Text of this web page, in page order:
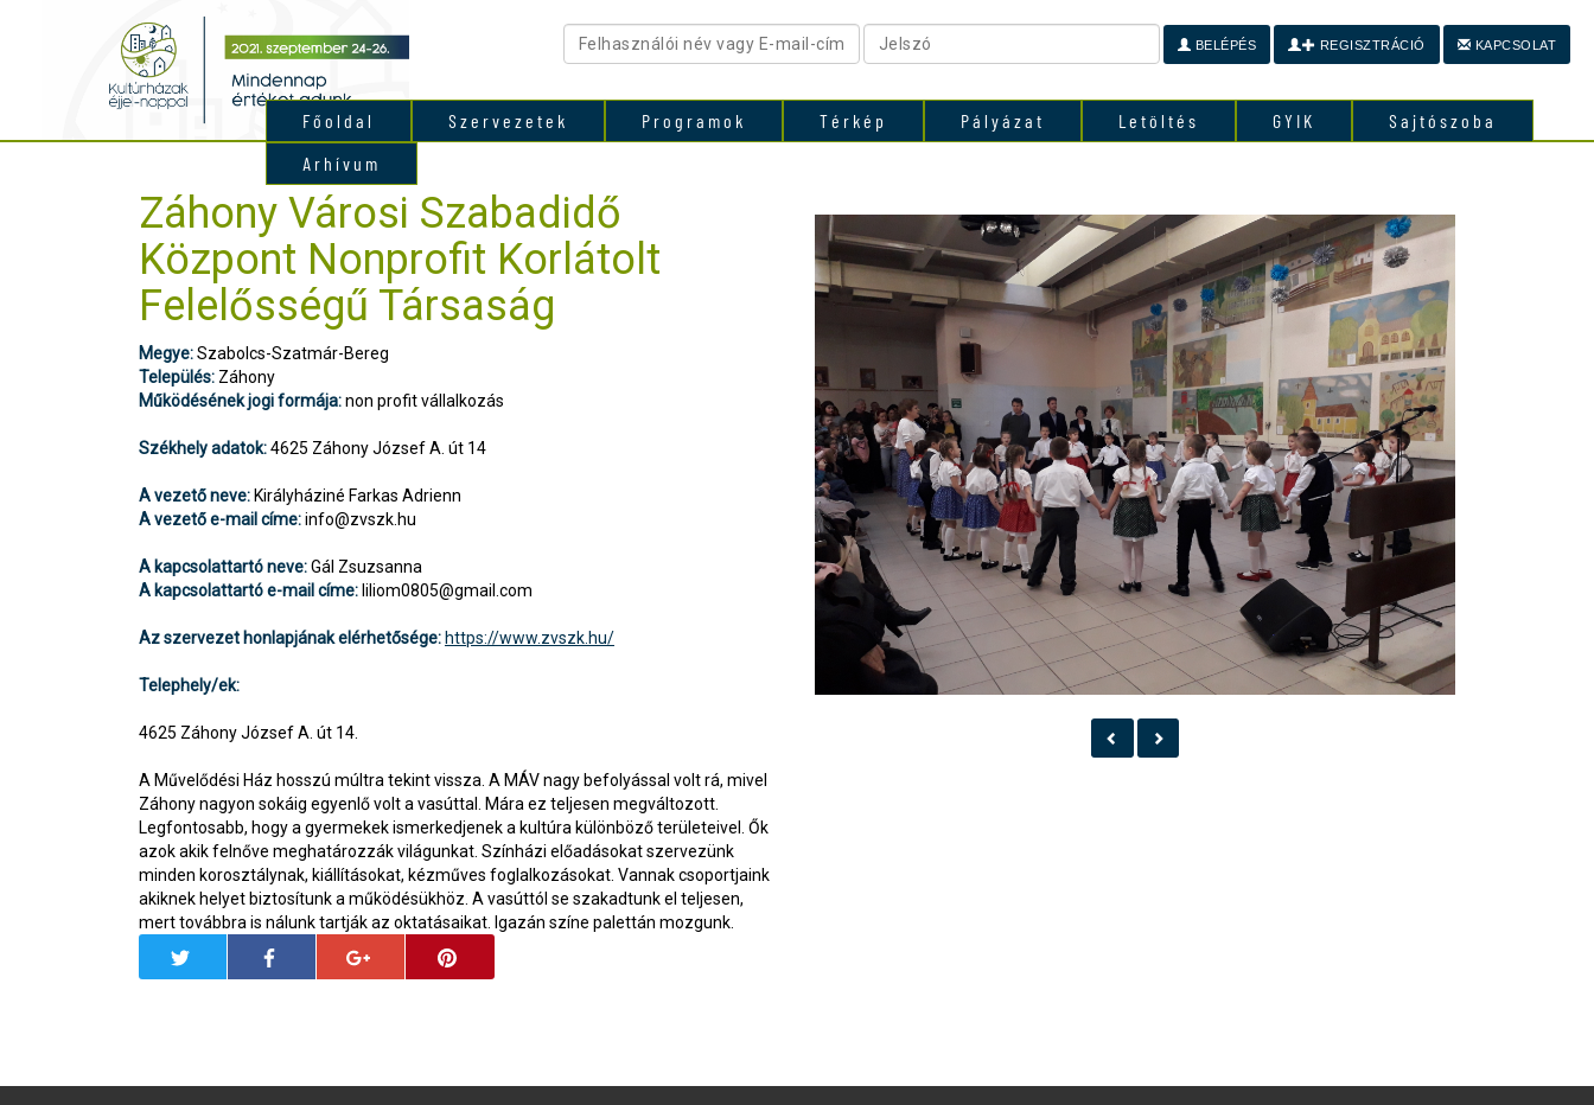
Főoldal Szervezetek Programok Térkép Pályázat Letöltés GYIK
Sajtószoba
Arhívum
BELÉPÉS REGISZTRÁCIÓ KAPCSOLAT
Záhony Városi Szabadidő
Központ Nonprofit Korlátolt
Felelősségű Társaság
Megye:Szabolcs-Szatmár-Bereg
Település: Záhony
Működésének jogi formája:non profit vállalkozás
Székhely adatok:4625 Záhony József A. út 14
A vezető neve: Királyháziné Farkas Adrienn
A vezető e-mail címe:info@zvszk.hu
A kapcsolattartó neve:Gál Zsuzsanna
A kapcsolattartó e-mail címe: liliom0805@gmail.com
Az szervezet honlapjának elérhetősége: https://www.zvszk.hu/
Telephely/ek:
4625 Záhony József A. út 14.
A Művelődési Ház hosszú múltra tekint vissza. A MÁV nagy befolyással volt rá, mivel
Záhony nagyon sokáig egyenlő volt a vasúttal. Mára ez teljesen megváltozott.
Legfontosabb, hogy a gyermekek ismerkedjenek a kultúra különböző területeivel. Ők
azok akik felnőve meghatározzák világunkat. Színházi előadásokat szervezünk
minden korosztálynak, kiállításokat, kézműves foglalkozásokat. Vannak csoportjaink
akiknek helyet biztosítunk a működésükhöz. A vasúttól se szakadtunk el teljesen,
mert továbbra is nálunk tartják az oktatásaikat. Igazán színe palettán mozgunk.